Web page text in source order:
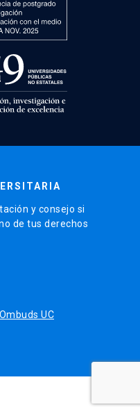
y consejo si
de tus derechos
UC